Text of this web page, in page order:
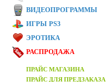
ВИДЕОПРОГРАММЫ
ИГРЫ PS3
ЭРОТИКА
РАСПРОДАЖА
ПРАЙС МАГАЗИНА
ПРАЙС ДЛЯ ПРЕДЗАКАЗА